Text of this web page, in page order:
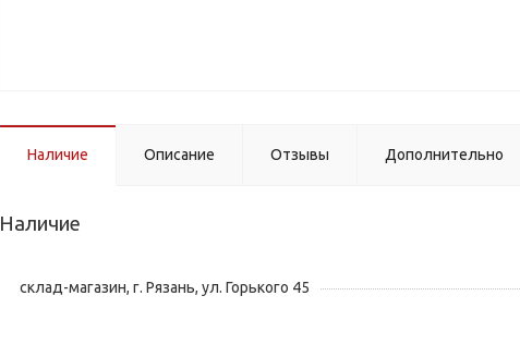
Наличие Описание Отзывы Дополнительно
Наличие
склад-магазин, г. Рязань, ул. Горького 45